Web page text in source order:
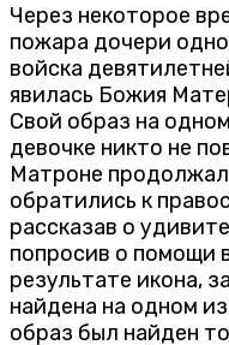
Через некоторое
пожара дочери
войска
явилась Божия
Свой образ на
девочке никто не
Матроне
обратились к
рассказав о
попросив о помощи
результате икона,
найдена на одном
образ был найден